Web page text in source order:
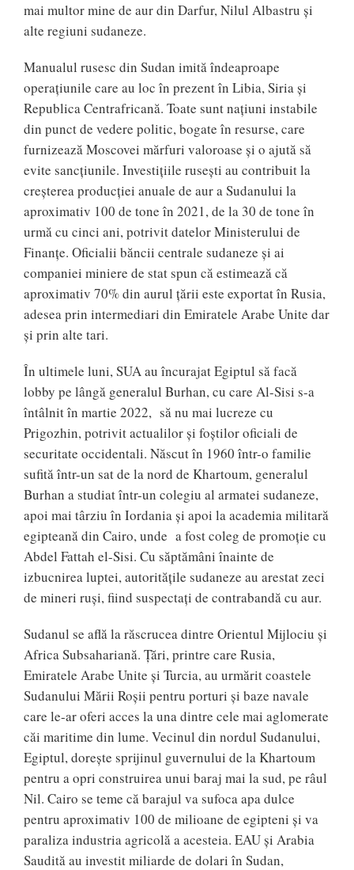
mai multor mine de aur din Darfur, Nilul Albastru și
alte regiuni sudaneze.
Manualul rusesc din Sudan imită îndeaproape
operațiunile care au loc în prezent în Libia, Siria și
Republica Centrafricană. Toate sunt națiuni instabile
din punct de vedere politic, bogate în resurse, care
furnizează Moscovei mărfuri valoroase și o ajută să
evite sancțiunile. Investițiile rusești au contribuit la
creșterea producției anuale de aur a Sudanului la
aproximativ 100 de tone în 2021, de la 30 de tone în
urmă cu cinci ani, potrivit datelor Ministerului de
Finanțe. Oficialii băncii centrale sudaneze și ai
companiei miniere de stat spun că estimează că
aproximativ 70% din aurul țării este exportat în Rusia,
adesea prin intermediari din Emiratele Arabe Unite dar
și prin alte tari.
În ultimele luni, SUA au încurajat Egiptul să facă
lobby pe lângă generalul Burhan, cu care Al-Sisi s-a
întâlnit în martie 2022, să nu mai lucreze cu
Prigozhin, potrivit actualilor și foștilor oficiali de
securitate occidentali. Născut în 1960 într-o familie
sufită într-un sat de la nord de Khartoum, generalul
Burhan a studiat într-un colegiu al armatei sudaneze,
apoi mai târziu în Iordania și apoi la academia militară
egipteană din Cairo, unde a fost coleg de promoție cu
Abdel Fattah el-Sisi. Cu săptămâni înainte de
izbucnirea luptei, autoritățile sudaneze au arestat zeci
de mineri ruși, fiind suspectați de contrabandă cu aur.
Sudanul se află la răscrucea dintre Orientul Mijlociu și
Africa Subsahariană. Țări, printre care Rusia,
Emiratele Arabe Unite și Turcia, au urmărit coastele
Sudanului Mării Roșii pentru porturi și baze navale
care le-ar oferi acces la una dintre cele mai aglomerate
căi maritime din lume. Vecinul din nordul Sudanului,
Egiptul, dorește sprijinul guvernului de la Khartoum
pentru a opri construirea unui baraj mai la sud, pe râul
Nil. Cairo se teme că barajul va sufoca apa dulce
pentru aproximativ 100 de milioane de egipteni și va
paraliza industria agricolă a acesteia. EAU și Arabia
Saudită au investit miliarde de dolari în Sudan,